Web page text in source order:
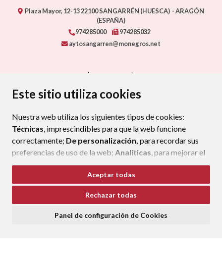
Este sitio utiliza cookies
Nuestra web utiliza los siguientes tipos de cookies:
Técnicas, imprescindibles para que la web funcione
correctamente; De personalización, para recordar sus
preferencias de uso de la web; Analíticas, para mejorar el
funcionamiento de la web y sus servicios.
Si acepta pulsando el botón“Aceptar todas”
consideramos que acepta su uso. Si pulsa el botón
ninguna acción, se guardarán las cookies técnicas
Aceptar todas
Rechazar todas
Panel de configuración de Cookies
Plaza Mayor, 12-1322100SANGARRÉN (HUESCA) - ARAGÓN
(ESPAÑA)
974285000
974285032
aytosangarren@monegros.net
PROTECCIÓN DE DATOS
POLÍTICA DE COOKIES